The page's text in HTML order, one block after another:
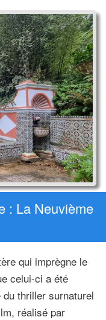
: La Neuvième
qui imprègne le
celui-ci a été
thriller surnaturel
réalisé par